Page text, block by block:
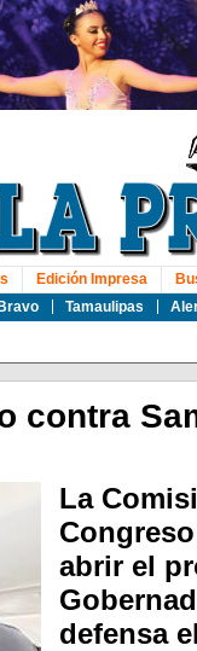
Tamaulipas
Edición Impresa
contra
La
abrir el
defensa